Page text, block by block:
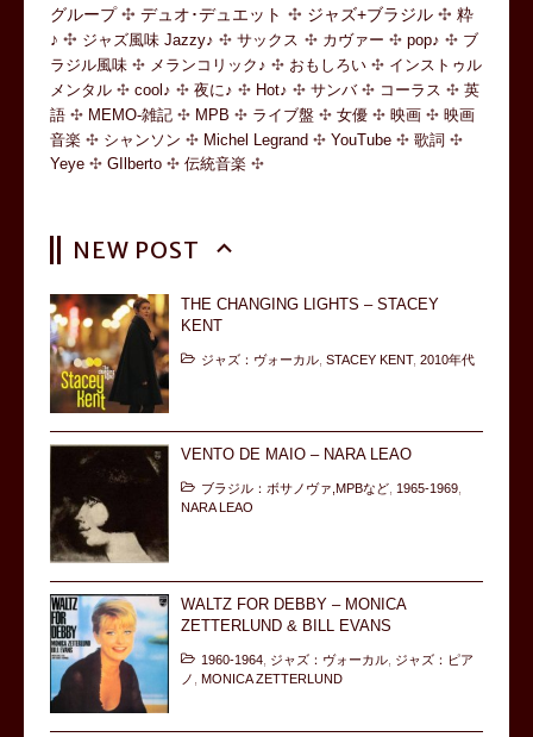
グループ
デュオ･デュエット ジャズ+ブラジル
粋
♪
ジャズ風味 Jazzy♪ サックス カヴァー pop♪
ブ
ラジル風味
メランコリック♪ おもしろい
インストゥル
メンタル
cool♪ 夜に♪ Hot♪ サンバ コーラス
英
語
MEMO-雑記 MPB ライブ盤 女優 映画
映画
音楽
シャンソン Michel Legrand YouTube
歌詞
Yeye
GIlberto 伝統音楽
NEW POST
THE CHANGING LIGHTS – STACEY
KENT
ジャズ：ヴォーカル ,STACEY KENT,2010年代
VENTO DE MAIO – NARA LEAO
ブラジル：ボサノヴァ,MPBなど 1965-1969
NARA LEAO
WALTZ FOR DEBBY – MONICA
ZETTERLUND & BILL EVANS
1960-1964 ジャズ：ヴォーカル ジャズ：ピア
ノ
,MONICA ZETTERLUND